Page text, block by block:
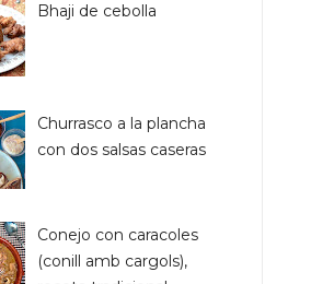
Bhaji de cebolla
Churrasco a la plancha
con dos salsas caseras
Conejo con caracoles
(conill amb cargols),